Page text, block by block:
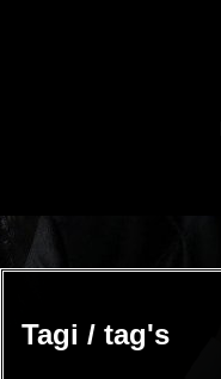
Tagi / tag's